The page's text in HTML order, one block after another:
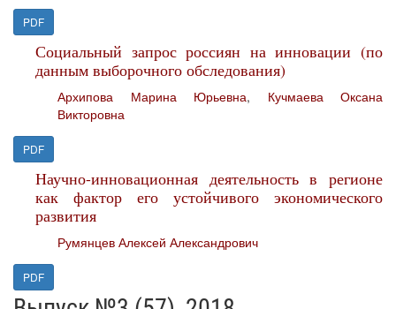
PDF
Социальный запрос россиян на инновации (по
данным выборочного обследования)
Архипова Марина Юрьевна, Кучмаева Оксана
Викторовна
PDF
Научно-инновационная деятельность в регионе
как фактор его устойчивого экономического
развития
Румянцев Алексей Александрович
PDF